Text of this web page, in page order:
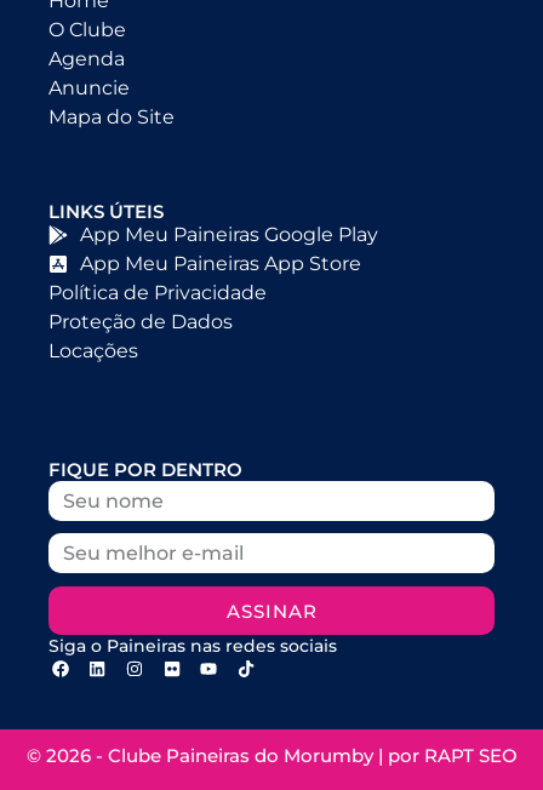
O Clube
Agenda
Anuncie
Mapa do Site
LINKS ÚTEIS
App Meu Paineiras Google Play
App Meu Paineiras App Store
Política de Privacidade
Proteção de Dados
Locações
FIQUE POR DENTRO
ASSINAR
Siga o Paineiras nas redes sociais
© 2026 - Clube Paineiras do Morumby | por RAPT SEO